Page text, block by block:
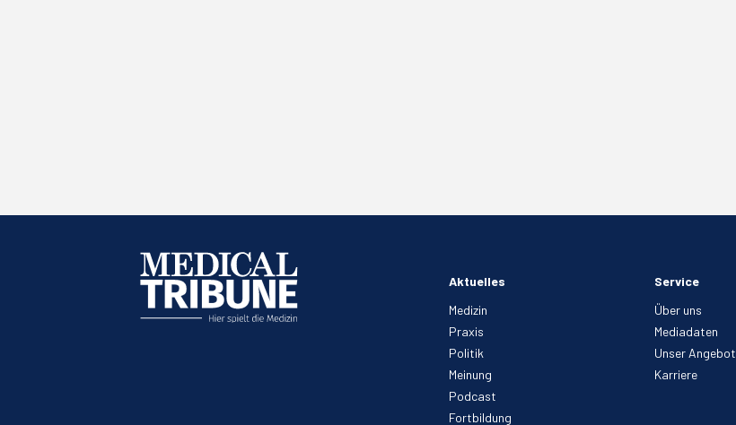
Aktuelles
Medizin
Praxis
Politik
Meinung
Podcast
Fortbildung
Service
Über uns
Mediadaten
Unser Angebot
Karriere